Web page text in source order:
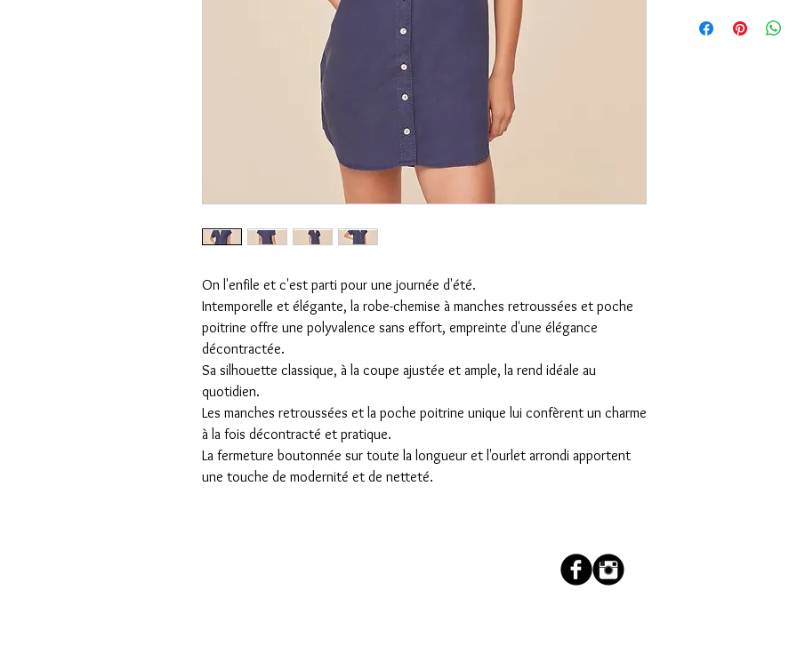
On l'enfile et c'est parti pour une journée d'été.
Intemporelle et élégante, la robe-chemise à manches retroussées et poche
poitrine offre une polyvalence sans effort, empreinte d'une élégance
décontractée.
Sa silhouette classique, à la coupe ajustée et ample, la rend idéale au
quotidien.
Les manches retroussées et la poche poitrine unique lui confèrent un charme
à la fois décontracté et pratique.
La fermeture boutonnée sur toute la longueur et l'ourlet arrondi apportent
une touche de modernité et de netteté.